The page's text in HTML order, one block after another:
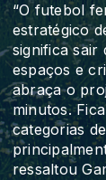
“O futebol
estratégico
significa sair
espaços e
abraça o
minutos.
categorias
ressaltou